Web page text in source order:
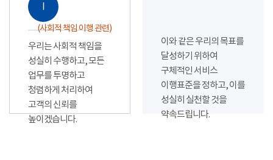
Ⅰ
(사회적 책임 이행 관련)
우리는 사회적 책임을
성실히 수행하고, 모든
업무를 투명하고
청렴하게 처리하여
고객의 신뢰를
높이겠습니다.
이와 같은 우리의 목표를
달성하기 위하여
구체적인 서비스
이행표준을 정하고, 이를
성실히 실천할 것을
약속드립니다.